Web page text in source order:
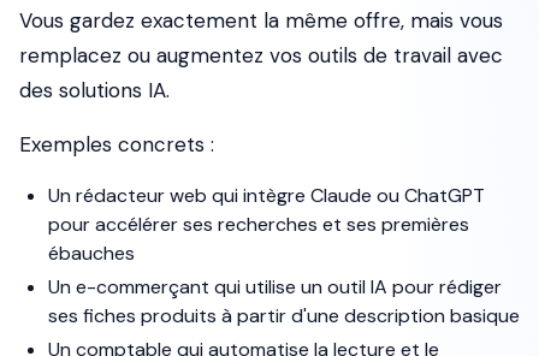
Vous gardez exactement la même offre, mais vous
remplacez ou augmentez vos outils de travail avec
des solutions IA.
Exemples concrets :
Un rédacteur web qui intègre Claude ou ChatGPT
pour accélérer ses recherches et ses premières
ébauches
Un e-commerçant qui utilise un outil IA pour rédiger
ses fiches produits à partir d'une description basique
Un comptable qui automatise la lecture et le